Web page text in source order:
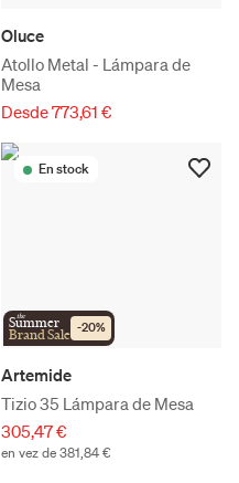
Oluce
Atollo Metal - Lámpara de
Mesa
Desde 773,61 €
En stock
the
Summer
Brand Sale -20%
Artemide
Tizio 35 Lámpara de Mesa
305,47 €
en vez de 381,84 €